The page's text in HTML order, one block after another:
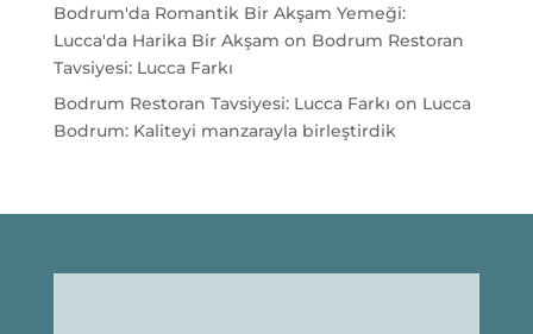
Bodrum'da Romantik Bir Akşam Yemeği:
Lucca'da Harika Bir Akşam on Bodrum Restoran
Tavsiyesi: Lucca Farkı
Bodrum Restoran Tavsiyesi: Lucca Farkı on Lucca
Bodrum: Kaliteyi manzarayla birleştirdik